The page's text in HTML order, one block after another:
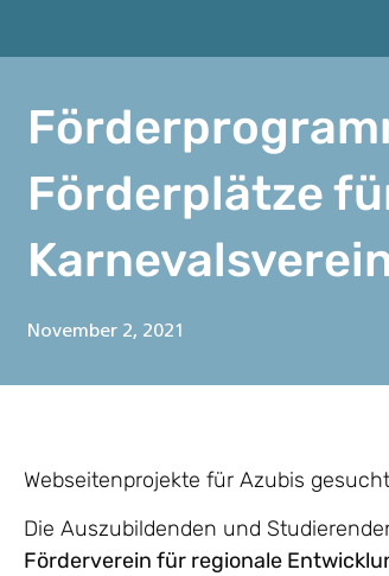
Förderplätze
November 2, 2021
Webseitenprojekte für Azubis gesucht
Die Auszubildenden und
Förderverein für regionale